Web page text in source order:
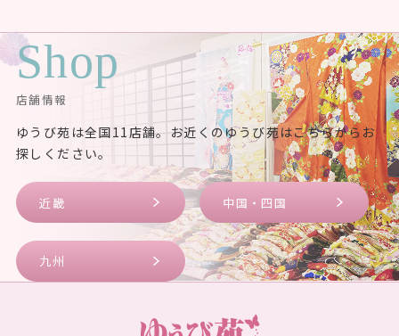
Shop
店舗情報
ゆうび苑は全国11店舗。お近くのゆうび苑はこちらからお
探しください。
近畿 中国・四国
九州